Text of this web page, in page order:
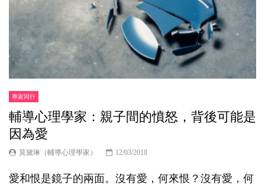
專家同行
輔導心理學家：親子間的憤怒，背後可能是
因為愛
莫黛琳（輔導心理學家） 12/03/2018
愛和恨是鏡子的兩面。沒有愛，何來恨？沒有愛，何